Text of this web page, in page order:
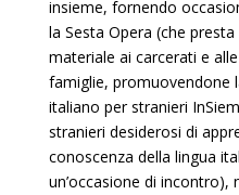
insieme, fornendo
la Sesta Opera (che
materiale ai carcerati e
famiglie, promuovendone
italiano per stranieri
stranieri desiderosi di
conoscenza della lingua
un’occasione di incontro),